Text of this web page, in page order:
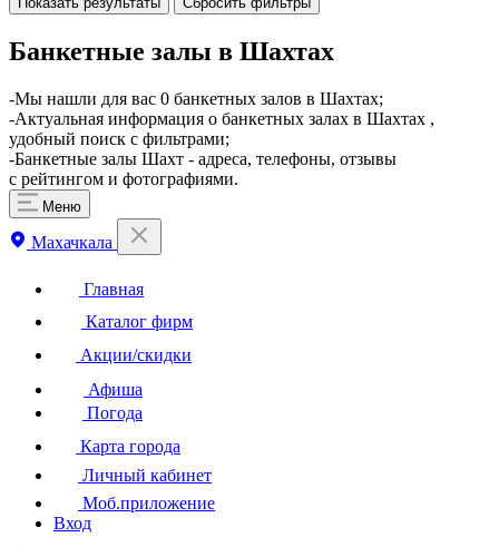
Банкетные залы в Шахтах
-Мы нашли для вас 0 банкетных залов в Шахтах;
-Актуальная информация о банкетных залах в Шахтах ,
удобный поиск с фильтрами;
-Банкетные залы Шахт - адреса, телефоны, отзывы
с рейтингом и фотографиями.
Меню
Махачкала
Главная
Каталог фирм
Акции/скидки
Афиша
Погода
Карта города
Личный кабинет
Моб.приложение
Вход